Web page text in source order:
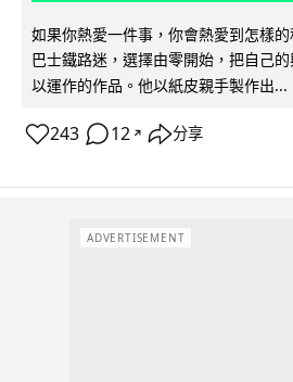
如果你熱愛一件事，你會熱愛到怎樣
巴士鐵路迷，選擇由零開始，把自己
以運作的作品。他以紙皮親手製作出...
243 12 ↗ 分享
ADVERTISEMENT